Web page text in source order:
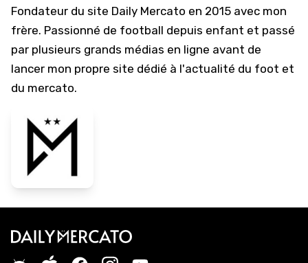
Fondateur du site Daily Mercato en 2015 avec mon
frère. Passionné de football depuis enfant et passé
par plusieurs grands médias en ligne avant de
lancer mon propre site dédié à l'actualité du foot et
du mercato.